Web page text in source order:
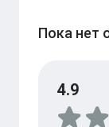
Пока нет
4.9